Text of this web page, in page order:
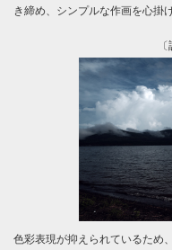
き締め、シンプルな作画を心掛
色彩表現が抑えられているため